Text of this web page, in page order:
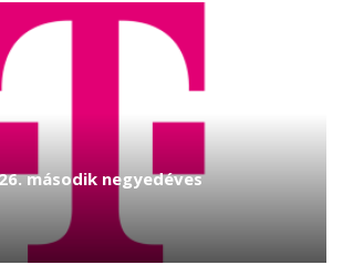
második negyedéves